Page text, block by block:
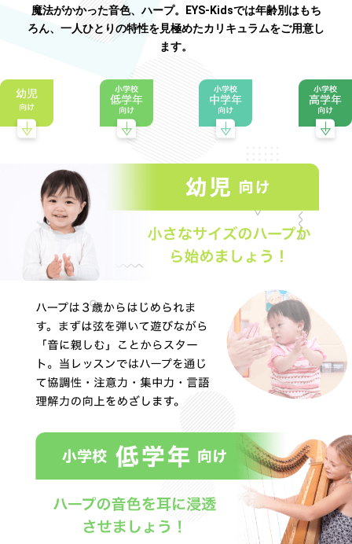
魔法がかかった音色、ハープ。EYS-Kidsでは年齢別はもち
ろん、一人ひとりの特性を見極めたカリキュラムをご用意し
ます。